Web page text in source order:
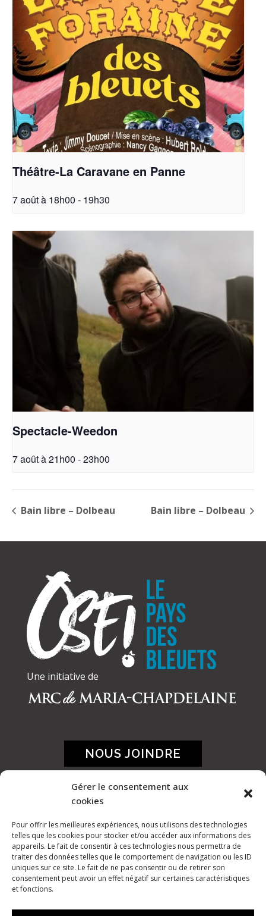
Gérer le consentement aux
cookies
Pour offrir les meilleures expériences, nous utilisons des technologies
telles que les cookies pour stocker et/ou accéder aux informations des
appareils. Le fait de consentir à ces technologies nous permettra de
traiter des données telles que le comportement de navigation ou les ID
uniques sur ce site. Le fait de ne pas consentir ou de retirer son
consentement peut avoir un effet négatif sur certaines caractéristiques
et fonctions.
Théâtre-La Caravane en Panne
7 août à 18h00 - 19h30
Spectacle-Weedon
7 août à 21h00 -23h00
Bain libre – Dolbeau Bain libre – Dolbeau
Une initiative de
NOUS JOINDRE